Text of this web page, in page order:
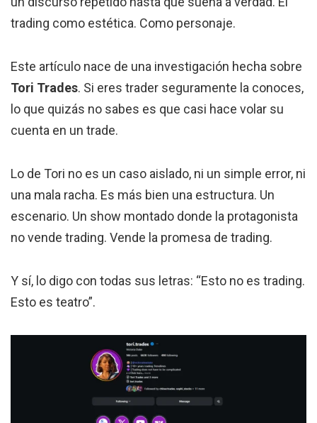
trading como estética. Como personaje.
Este artículo nace de una investigación hecha sobre
Tori Trades. Si eres trader seguramente la conoces,
lo que quizás no sabes es que casi hace volar su
cuenta en un trade.
Lo de Tori no es un caso aislado, ni un simple error, ni
una mala racha. Es más bien una estructura. Un
escenario. Un show montado donde la protagonista
no vende trading. Vende la promesa de trading.
Y sí, lo digo con todas sus letras: “Esto no es trading.
Esto es teatro”.